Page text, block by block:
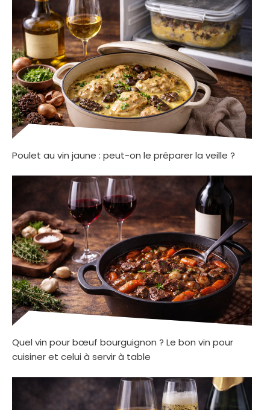
Poulet au vin jaune : peut-on le préparer la veille ?
Quel vin pour bœuf bourguignon ? Le bon vin pour
cuisiner et celui à servir à table